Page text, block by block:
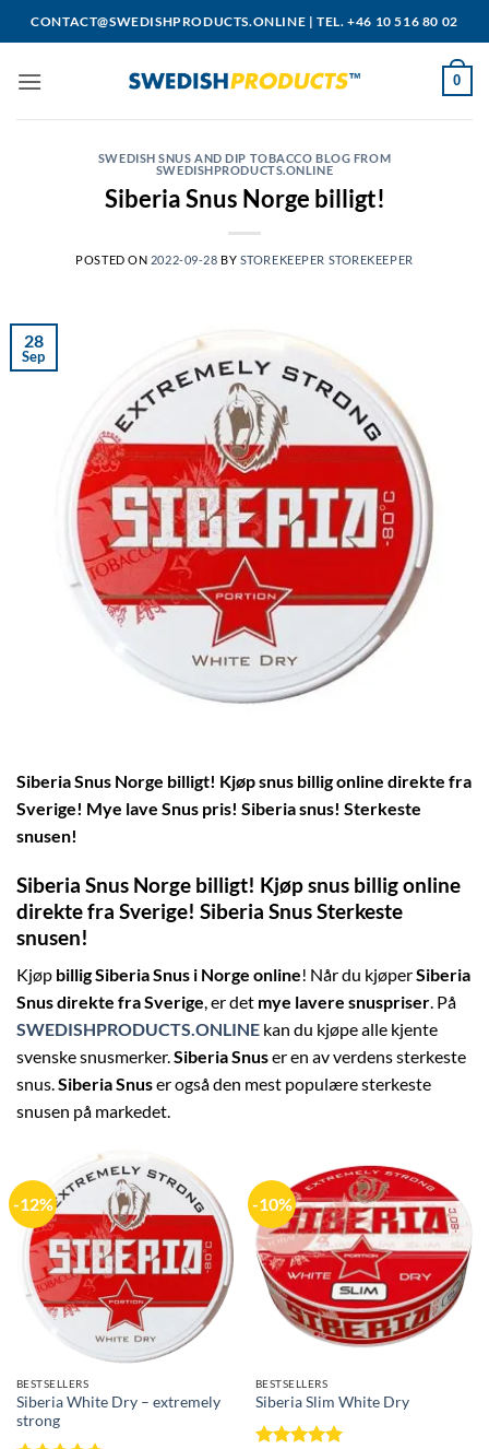
to
CONTACT@SWEDISHPRODUCTS.ONLINE |TEL. +46 10 516 80 02
0
SWEDISH SNUS AND DIP TOBACCO BLOG FROM
SWEDISHPRODUCTS.ONLINE
Siberia Snus Norge billigt!
POSTED ON 2022-09-28 BY STOREKEEPER STOREKEEPER
28
Sep
Siberia Snus Norge billigt! Kjøp snus billig online direkte fra
Sverige! Mye lave Snus pris! Siberia snus! Sterkeste
snusen!
Siberia Snus Norge billigt! Kjøp snus billig online
direkte fra Sverige! Siberia Snus Sterkeste
snusen!
Kjøp billig Siberia Snus i Norge online! Når du kjøperSiberia
Snus direkte fra Sverige, er det mye lavere snuspriser. På
SWEDISHPRODUCTS.ONLINE kan du kjøpe alle kjente
svenske snusmerker.Siberia Snuser en av verdens sterkeste
snus.Siberia Snuser også den mest populære sterkeste
snusen på markedet.
-12%
BESTSELLERS
Siberia White Dry – extremely
strong
-10%
BESTSELLERS
Siberia Slim White Dry